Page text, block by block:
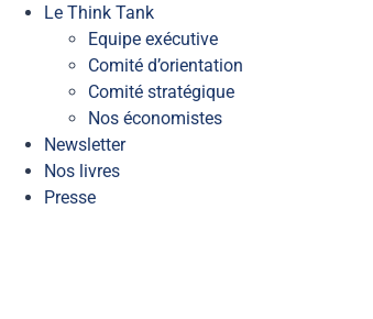
Le Think Tank
Equipe exécutive
Comité d’orientation
Comité stratégique
Nos économistes
Newsletter
Nos livres
Presse